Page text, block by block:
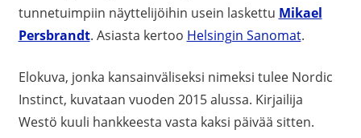
tunnetuimpiin näyttelijöihin usein laskettu Mikael
Persbrandt. Asiasta kertoo Helsingin Sanomat.
Elokuva, jonka kansainväliseksi nimeksi tulee Nordic
Instinct, kuvataan vuoden 2015 alussa. Kirjailija
Westö kuuli hankkeesta vasta kaksi päivää sitten.